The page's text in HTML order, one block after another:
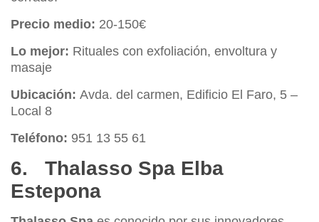
Precio medio: 20-150€
Lo mejor: Rituales con exfoliación, envoltura y
masaje
Ubicación: Avda. del carmen, Edificio El Faro, 5 –
Local 8
Teléfono: 951 13 55 61
6. Thalasso Spa Elba
Estepona